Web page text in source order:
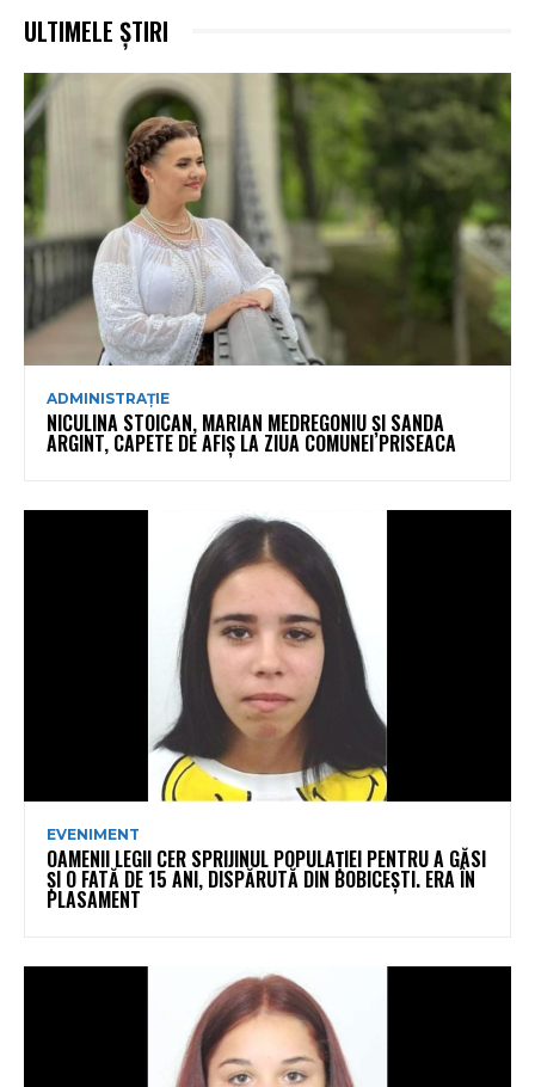
ULTIMELE ȘTIRI
ADMINISTRAȚIE
NICULINA STOICAN, MARIAN MEDREGONIU ȘI SANDA
ARGINT, CAPETE DE AFIȘ LA ZIUA COMUNEI PRISEACA
EVENIMENT
OAMENII LEGII CER SPRIJINUL POPULAȚIEI PENTRU A GĂSI
ȘI O FATĂ DE 15 ANI, DISPĂRUTĂ DIN BOBICEȘTI. ERA ÎN
PLASAMENT